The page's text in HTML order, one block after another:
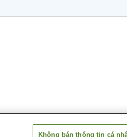
Không bán thông tin cá